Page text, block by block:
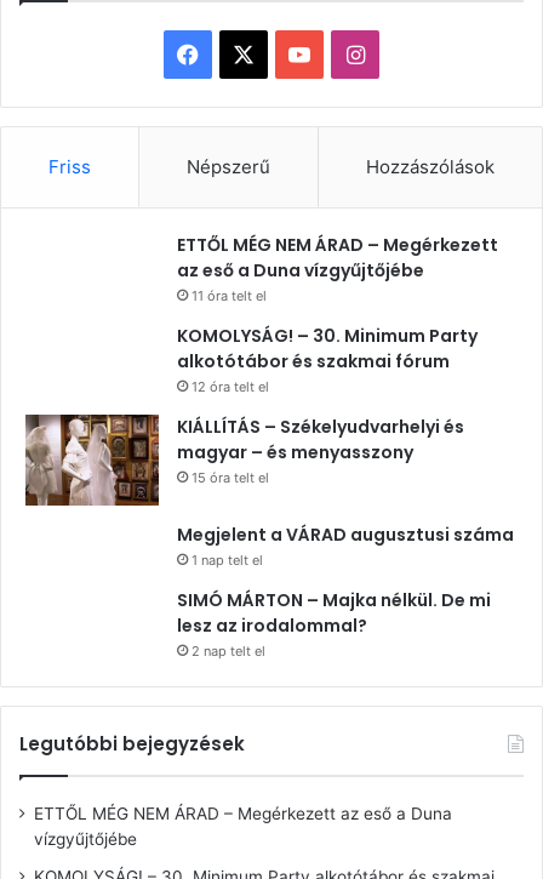
Facebook YouTubeInstagram
Friss Népszerű Hozzászólások
ETTŐL MÉG NEM ÁRAD – Megérkezett
az eső a Duna vízgyűjtőjébe
11 óra telt el
KOMOLYSÁG! – 30. Minimum Party
alkotótábor és szakmai fórum
12 óra telt el
KIÁLLÍTÁS – Székelyudvarhelyi és
magyar – és menyasszony
15 óra telt el
Megjelent a VÁRAD augusztusi száma
1 nap telt el
SIMÓ MÁRTON – Majka nélkül. De mi
lesz az irodalommal?
2 nap telt el
Legutóbbi bejegyzések
ETTŐL MÉG NEM ÁRAD – Megérkezett az eső a Duna
vízgyűjtőjébe